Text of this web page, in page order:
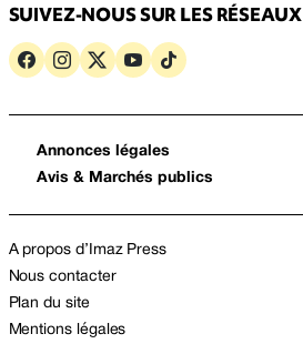
SUIVEZ-NOUS SUR LES RÉSEAUX
Annonces légales
Avis & Marchés publics
A propos d’Imaz Press
Nous contacter
Plan du site
Mentions légales